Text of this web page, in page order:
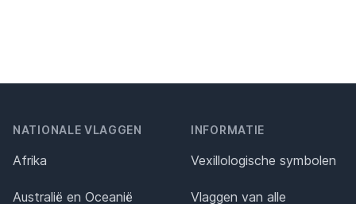
NATIONALE VLAGGEN
Afrika
Australië en Oceanië
INFORMATIE
Vexillologische symbolen
Vlaggen van alle